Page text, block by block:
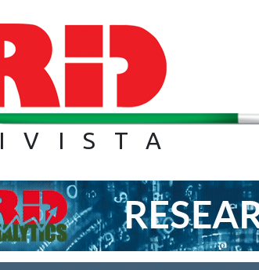
IVISTA